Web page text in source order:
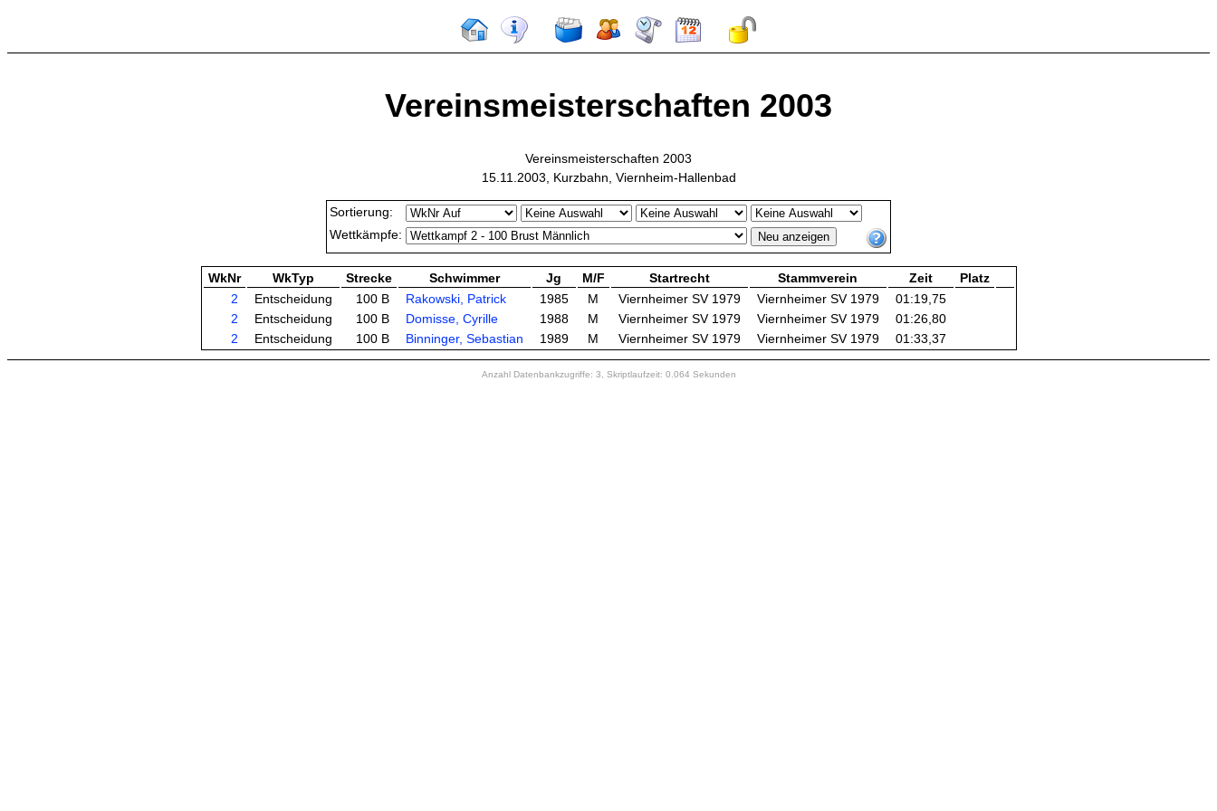
Vereinsmeisterschaften 2003
Vereinsmeisterschaften 2003
15.11.2003, Kurzbahn, Viernheim-Hallenbad
Sortierung:
Wettkämpfe:
WkNr WkTyp Strecke Schwimmer Jg M/F Startrecht Stammverein Zeit
Platz
2
Entscheidung 100 B Rakowski, Patrick 1985 M Viernheimer SV 1979 Viernheimer SV 1979
01:19,75
2
Entscheidung 100 B Domisse, Cyrille 1988 M Viernheimer SV 1979 Viernheimer SV 1979
01:26,80
2
Entscheidung 100 B Binninger, Sebastian 1989 M Viernheimer SV 1979 Viernheimer SV 1979 01:33,37
Anzahl Datenbankzugriffe: 3, Skriptlaufzeit: 0.064 Sekunden